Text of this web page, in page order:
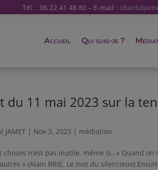
Tél. : 06 22 41 48 80 – E-mail :
Accueil Qui suis-je ?
du 11 mai 2023 sur la
JAMET | Nov 3, 2023 | médiation
choses n’est pas inutile, même si…« Quand
» (Alain BRIE, Le mot du